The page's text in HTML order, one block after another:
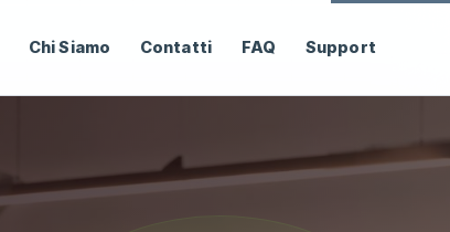
Chi Siamo Contatti FAQ Support